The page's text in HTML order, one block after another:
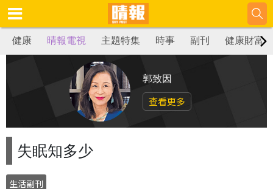
健康 晴報電視 主題特集 時事 副刊 健康財富
郭致因
查看更多
失眠知多少
生活副刊